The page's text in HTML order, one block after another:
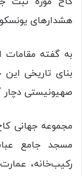
هشدارهای
بنای تاریخی
صهیونیستی
مجموعه جهانی
مسجد جامع
رکیب‌خانه،